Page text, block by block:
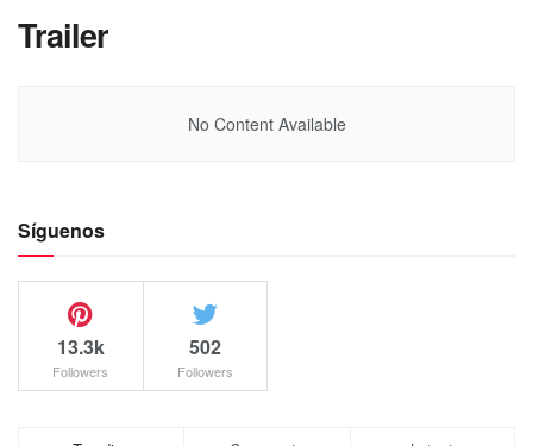
Trailer
No Content Available
Síguenos
13.3k
Followers
502
Followers